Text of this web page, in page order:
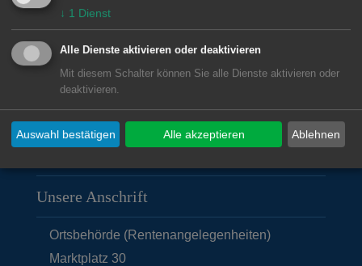
Zuständige Dienststellen
Ortsbehörde
(Rentenangelegenheiten)
Unsere Anschrift
Ortsbehörde (Rentenangelegenheiten)
Marktplatz 30
↓ 1 Dienst
Alle Dienste aktivieren oder deaktivieren
Mit diesem Schalter können Sie alle Dienste aktivieren oder
deaktivieren.
Ablehnen
Auswahl bestätigen Alle akzeptieren